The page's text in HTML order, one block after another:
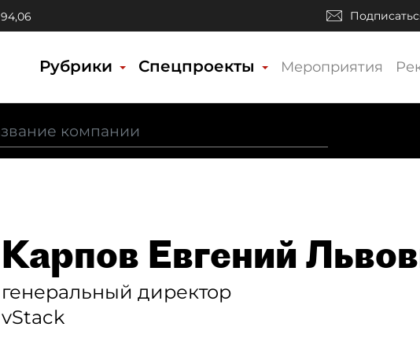
94,06
Рубрики Спецпроекты Мероприятия
Карпов Евгений
генеральный директор
vStack